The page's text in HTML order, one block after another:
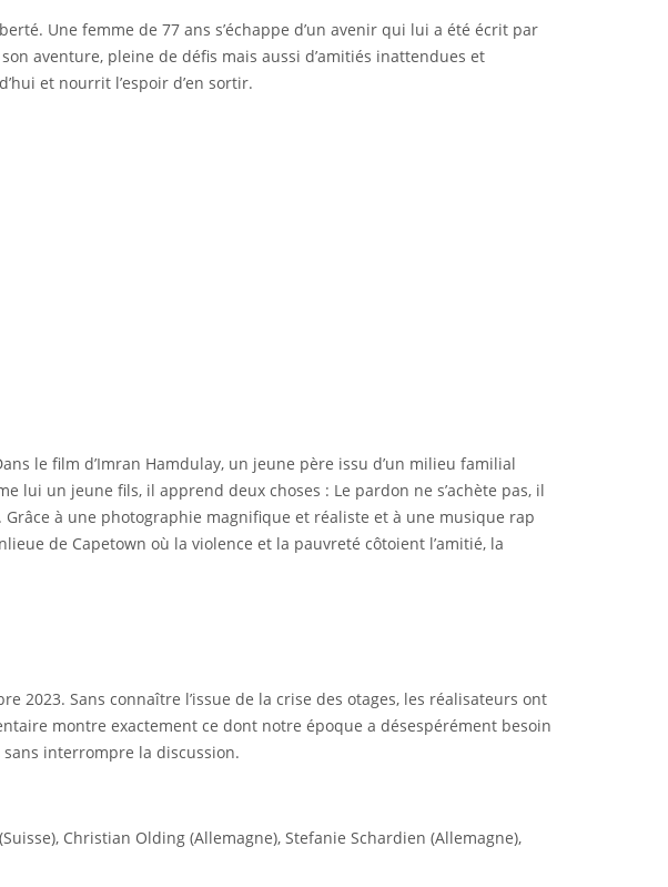
Une femme de 77 ans s’échappe d’un avenir qui lui a été écrit par
aventure, pleine de défis mais aussi d’amitiés inattendues et
et nourrit l’espoir d’en sortir.
le film d’Imran Hamdulay, un jeune père issu d’un milieu familial
lui un jeune fils, il apprend deux choses : Le pardon ne s’achète pas, il
Grâce à une photographie magnifique et réaliste et à une musique rap
de Capetown où la violence et la pauvreté côtoient l’amitié, la
2023. Sans connaître l’issue de la crise des otages, les réalisateurs ont
montre exactement ce dont notre époque a désespérément besoin
sans interrompre la discussion.
Christian Olding (Allemagne), Stefanie Schardien (Allemagne),